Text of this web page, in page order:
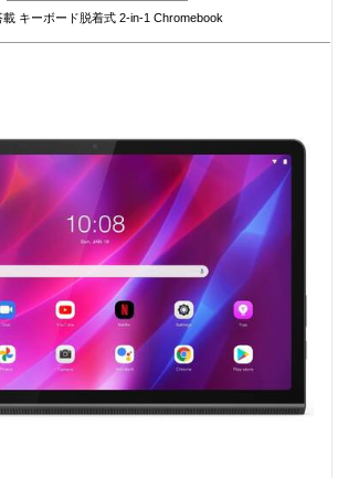
キーボード脱着式 2-in-1 Chromebook